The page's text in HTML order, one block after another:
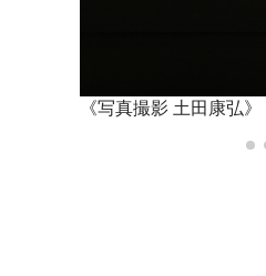
《写真撮影 土田康弘》